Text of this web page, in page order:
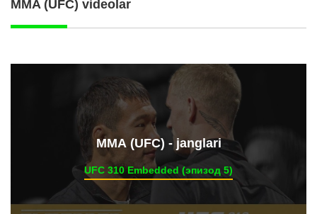
MMA (UFC) videolar
ММА (UFC) - janglari
UFC 310 Embedded (эпизод 5)